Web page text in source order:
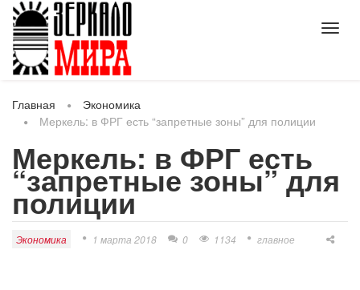
Главная
Экономика
Меркель: в ФРГ есть “запретные зоны” для полиции
Меркель: в ФРГ есть
“запретные зоны” для
полиции
Экономика 1 марта 2018 0 1134 главное